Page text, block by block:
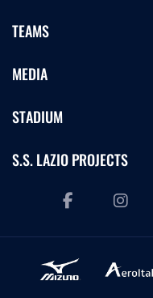
TEAMS
MEDIA
STADIUM
S.S. LAZIO PROJECTS